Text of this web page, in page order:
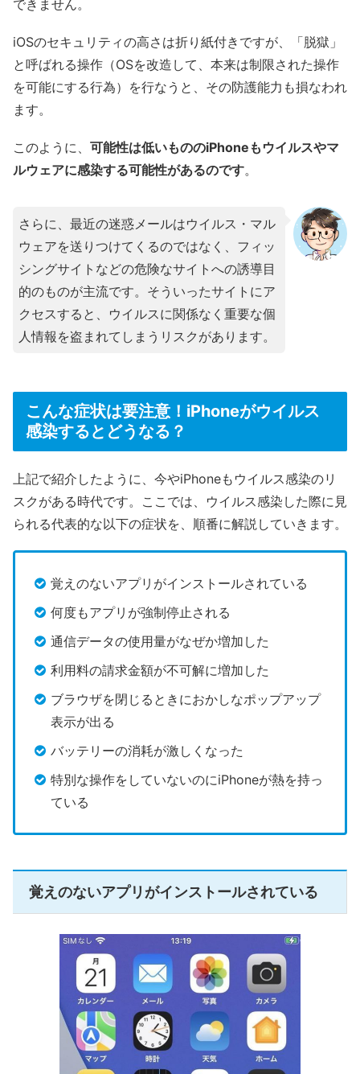
できません。
iOSのセキュリティの高さは折り紙付きですが、「脱獄」
と呼ばれる操作（OSを改造して、本来は制限された操作
を可能にする行為）を行なうと、その防護能力も損なわれ
ます。
このように、 可能性は低いもののiPhoneもウイルスやマ
ルウェアに感染する可能性があるのです。
さらに、最近の迷惑メールはウイルス・マル
ウェアを送りつけてくるのではなく、フィッ
シングサイトなどの危険なサイトへの誘導目
的のものが主流です。そういったサイトにア
クセスすると、ウイルスに関係なく重要な個
人情報を盗まれてしまうリスクがあります。
こんな症状は要注意！iPhoneがウイルス
感染するとどうなる？
上記で紹介したように、今やiPhoneもウイルス感染のリ
スクがある時代です。ここでは、ウイルス感染した際に見
られる代表的な以下の症状を、順番に解説していきます。
覚えのないアプリがインストールされている
何度もアプリが強制停止される
通信データの使用量がなぜか増加した
利用料の請求金額が不可解に増加した
ブラウザを閉じるときにおかしなポップアップ
表示が出る
バッテリーの消耗が激しくなった
特別な操作をしていないのにiPhoneが熱を持っ
ている
覚えのないアプリがインストールされている